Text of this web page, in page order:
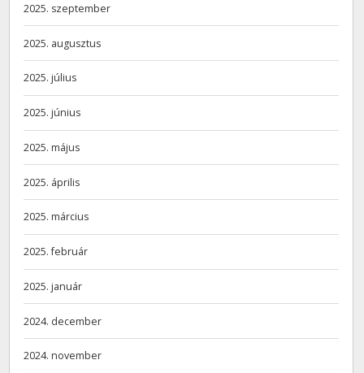
2025. szeptember
2025. augusztus
2025. július
2025. június
2025. május
2025. április
2025. március
2025. február
2025. január
2024. december
2024. november